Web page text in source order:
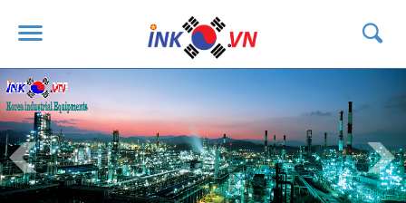
TRANG CHỦ
GIỚI THIỆU
SẢN PHẨM
DỊCH VỤ